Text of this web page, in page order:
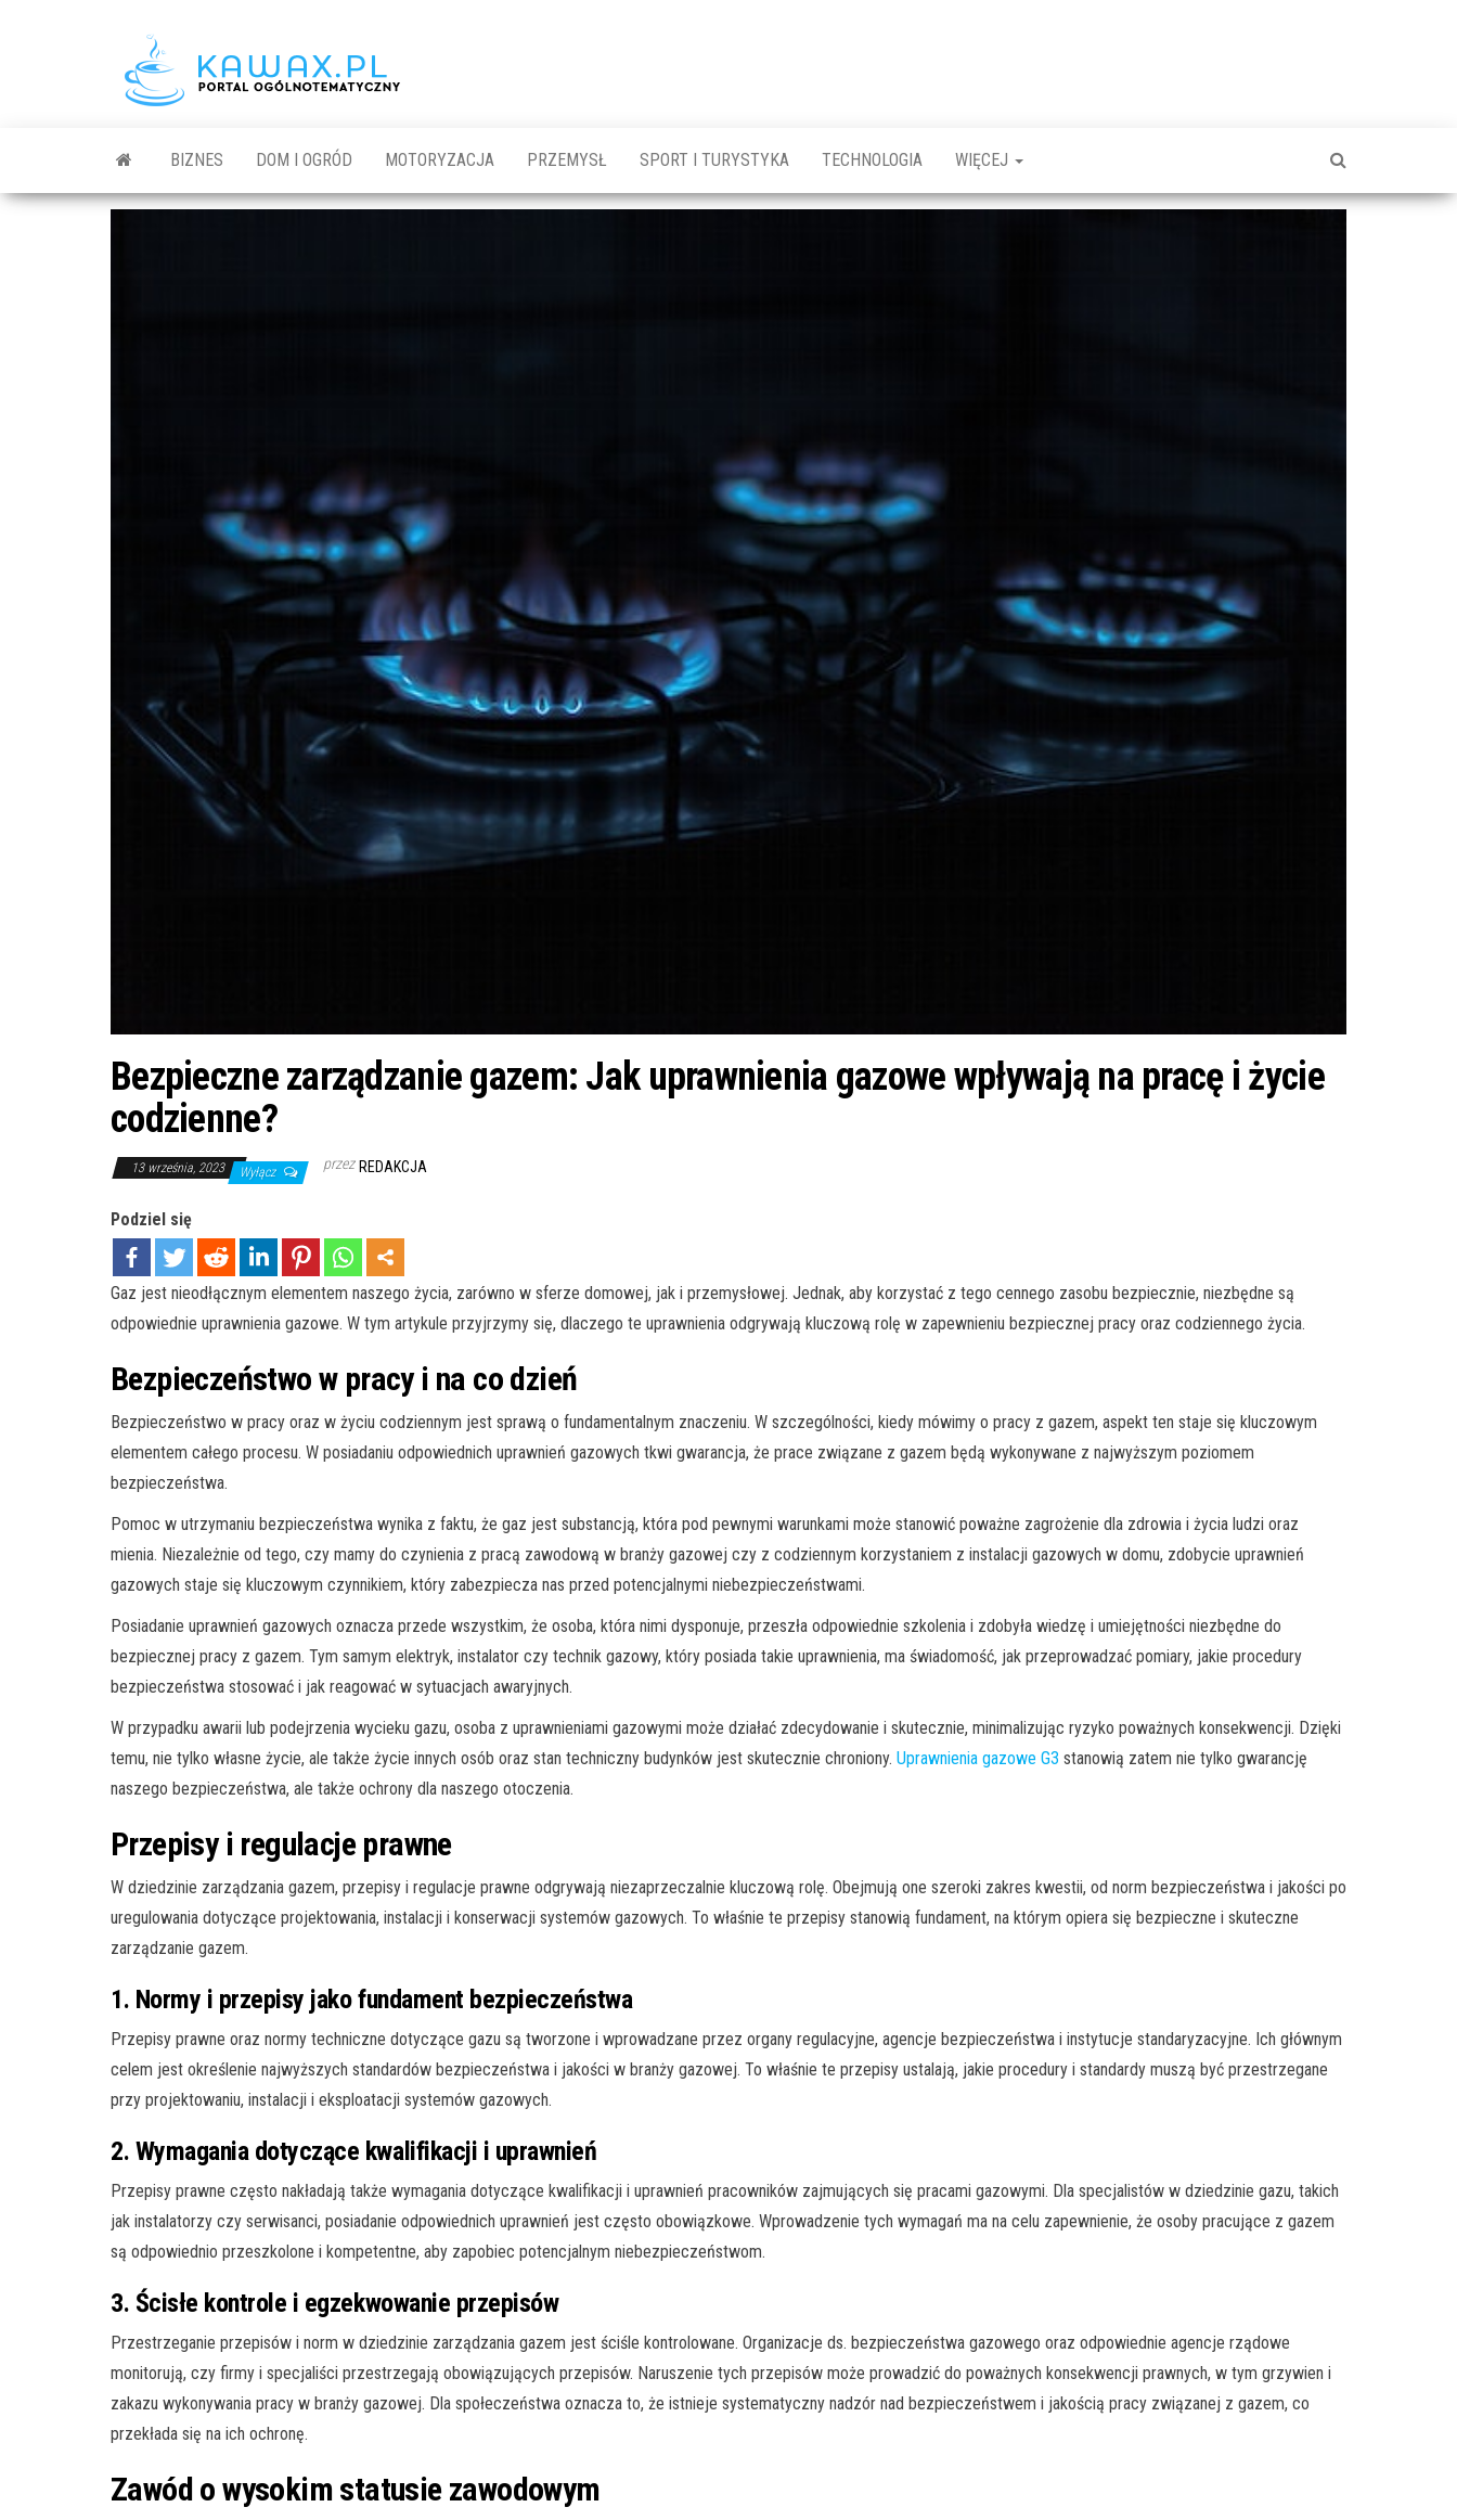
BIZNES DOM I OGRÓD MOTORYZACJA PRZEMYSŁ SPORT I TURYSTYKA TECHNOLOGIA WIĘCEJ
Bezpieczne zarządzanie gazem: Jak uprawnienia gazowe wpływają na pracę i życie
codzienne?
13 września, 2023 Wyłącz przez REDAKCJA
Podziel się
Gaz jest nieodłącznym elementem naszego życia, zarówno w sferze domowej, jak i przemysłowej. Jednak, aby korzystać z tego cennego zasobu bezpiecznie, niezbędne są
odpowiednie uprawnienia gazowe. W tym artykule przyjrzymy się, dlaczego te uprawnienia odgrywają kluczową rolę w zapewnieniu bezpiecznej pracy oraz codziennego życia.
Bezpieczeństwo w pracy i na co dzień
Bezpieczeństwo w pracy oraz w życiu codziennym jest sprawą o fundamentalnym znaczeniu. W szczególności, kiedy mówimy o pracy z gazem, aspekt ten staje się kluczowym
elementem całego procesu. W posiadaniu odpowiednich uprawnień gazowych tkwi gwarancja, że prace związane z gazem będą wykonywane z najwyższym poziomem
bezpieczeństwa.
Pomoc w utrzymaniu bezpieczeństwa wynika z faktu, że gaz jest substancją, która pod pewnymi warunkami może stanowić poważne zagrożenie dla zdrowia i życia ludzi oraz
mienia. Niezależnie od tego, czy mamy do czynienia z pracą zawodową w branży gazowej czy z codziennym korzystaniem z instalacji gazowych w domu, zdobycie uprawnień
gazowych staje się kluczowym czynnikiem, który zabezpiecza nas przed potencjalnymi niebezpieczeństwami.
Posiadanie uprawnień gazowych oznacza przede wszystkim, że osoba, która nimi dysponuje, przeszła odpowiednie szkolenia i zdobyła wiedzę i umiejętności niezbędne do
bezpiecznej pracy z gazem. Tym samym elektryk, instalator czy technik gazowy, który posiada takie uprawnienia, ma świadomość, jak przeprowadzać pomiary, jakie procedury
bezpieczeństwa stosować i jak reagować w sytuacjach awaryjnych.
W przypadku awarii lub podejrzenia wycieku gazu, osoba z uprawnieniami gazowymi może działać zdecydowanie i skutecznie, minimalizując ryzyko poważnych konsekwencji. Dzięki
temu, nie tylko własne życie, ale także życie innych osób oraz stan techniczny budynków jest skutecznie chroniony. Uprawnienia gazowe G3 stanowią zatem nie tylko gwarancję
naszego bezpieczeństwa, ale także ochrony dla naszego otoczenia.
Przepisy i regulacje prawne
W dziedzinie zarządzania gazem, przepisy i regulacje prawne odgrywają niezaprzeczalnie kluczową rolę. Obejmują one szeroki zakres kwestii, od norm bezpieczeństwa i jakości po
uregulowania dotyczące projektowania, instalacji i konserwacji systemów gazowych. To właśnie te przepisy stanowią fundament, na którym opiera się bezpieczne i skuteczne
zarządzanie gazem.
1. Normy i przepisy jako fundament bezpieczeństwa
Przepisy prawne oraz normy techniczne dotyczące gazu są tworzone i wprowadzane przez organy regulacyjne, agencje bezpieczeństwa i instytucje standaryzacyjne. Ich głównym
celem jest określenie najwyższych standardów bezpieczeństwa i jakości w branży gazowej. To właśnie te przepisy ustalają, jakie procedury i standardy muszą być przestrzegane
przy projektowaniu, instalacji i eksploatacji systemów gazowych.
2. Wymagania dotyczące kwalifikacji i uprawnień
Przepisy prawne często nakładają także wymagania dotyczące kwalifikacji i uprawnień pracowników zajmujących się pracami gazowymi. Dla specjalistów w dziedzinie gazu, takich
jak instalatorzy czy serwisanci, posiadanie odpowiednich uprawnień jest często obowiązkowe. Wprowadzenie tych wymagań ma na celu zapewnienie, że osoby pracujące z gazem
są odpowiednio przeszkolone i kompetentne, aby zapobiec potencjalnym niebezpieczeństwom.
3. Ścisłe kontrole i egzekwowanie przepisów
Przestrzeganie przepisów i norm w dziedzinie zarządzania gazem jest ściśle kontrolowane. Organizacje ds. bezpieczeństwa gazowego oraz odpowiednie agencje rządowe
monitorują, czy firmy i specjaliści przestrzegają obowiązujących przepisów. Naruszenie tych przepisów może prowadzić do poważnych konsekwencji prawnych, w tym grzywien i
zakazu wykonywania pracy w branży gazowej. Dla społeczeństwa oznacza to, że istnieje systematyczny nadzór nad bezpieczeństwem i jakością pracy związanej z gazem, co
przekłada się na ich ochronę.
Zawód o wysokim statusie zawodowym